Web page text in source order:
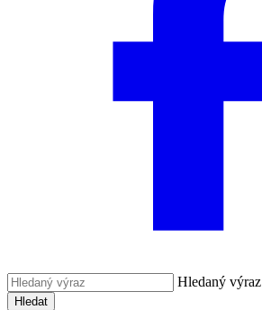
Hledaný výraz
Hledat